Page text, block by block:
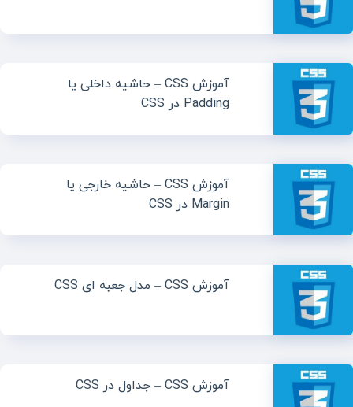
آموزش CSS – حاشیه داخلی یا
Padding در CSS
آموزش CSS – حاشیه خارجی یا
Margin در CSS
آموزش CSS – مدل جعبه ای CSS
آموزش CSS – جداول در CSS